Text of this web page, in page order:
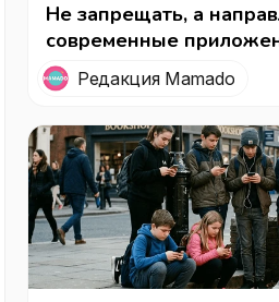
Не запрещать, а
современные
детям детство (и
спокойствие)
Редакция Mamado